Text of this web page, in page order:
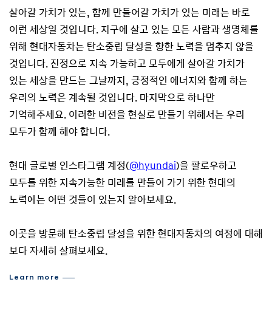
살아갈 가치가 있는, 함께 만들어갈 가치가 있는 미래는 바로
이런 세상일 것입니다. 지구에 살고 있는 모든 사람과 생명체를
위해 현대자동차는 탄소중립 달성을 향한 노력을 멈추지 않을
것입니다. 진정으로 지속 가능하고 모두에게 살아갈 가치가
있는 세상을 만드는 그날까지, 긍정적인 에너지와 함께 하는
우리의 노력은 계속될 것입니다. 마지막으로 하나만
기억해주세요. 이러한 비전을 현실로 만들기 위해서는 우리
모두가 함께 해야 합니다.
현대 글로벌 인스타그램 계정(@hyundai)을 팔로우하고
모두를 위한 지속가능한 미래를 만들어 가기 위한 현대의
노력에는 어떤 것들이 있는지 알아보세요.
이곳을 방문해 탄소중립 달성을 위한 현대자동차의 여정에 대해
보다 자세히 살펴보세요.
Learn more